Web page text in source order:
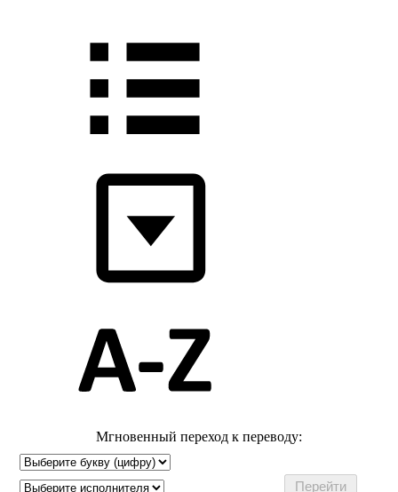
Мгновенный переход к переводу: